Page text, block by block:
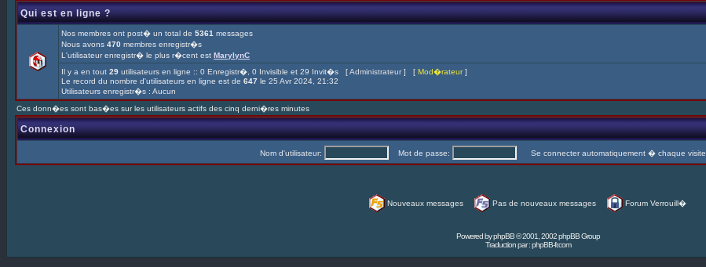
Qui est en ligne ?
Nos membres ont post� un total de 5361 messages
Nous avons 470 membres enregistr�s
L'utilisateur enregistr� le plus r�cent est MarylynC
Il y a en tout 29 utilisateurs en ligne :: 0 Enregistr�, 0 Invisible et 29 Invit�s [Administrateur] [ Mod�rateur]
Le record du nombre d'utilisateurs en ligne est de 647 le 25 Avr 2024, 21:32
Utilisateurs enregistr�s : Aucun
Ces donn�es sont bas�es sur les utilisateurs actifs des cinq derni�res minutes
Connexion
Nom d'utilisateur: Mot de passe: Se connecter automatiquement � chaque visite
Nouveaux messages Pas de nouveaux messages Forum Verrouill�
Powered byphpBB© 2001, 2002 phpBB Group
Traduction par :phpBB-fr.com